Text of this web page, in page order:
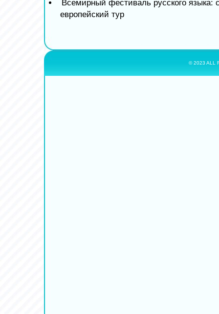
Всемирный фестиваль русского языка:
европейский тур
© 2023 ALL